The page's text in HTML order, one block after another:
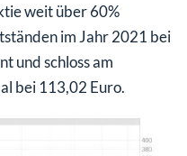
weit über 60%
im Jahr 2021 bei
und schloss am
bei 113,02 Euro.